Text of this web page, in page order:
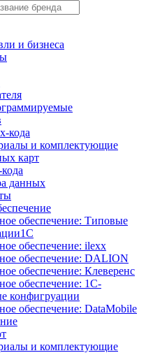
и бизнеса
кода
и комплектующие
карт
данных
обеспечение: Типовые
обеспечение: ilexx
обеспечение: DALION
обеспечение: Клеверенс
обеспечение: 1С-
конфигруации
обеспечение: DataMobile
и комплектующие